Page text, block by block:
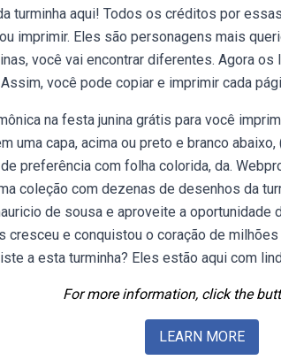
turminha aqui! Todos os créditos por
imprimir. Eles são personagens mais
você vai encontrar diferentes. Agora
você pode copiar e imprimir cada
na festa junina grátis para você
uma capa, acima ou preto e branco
preferência com folha colorida, da.
coleção com dezenas de desenhos da
de sousa e aproveite a oportunidade
cresceu e conquistou o coração de
a esta turminha? Eles estão aqui com
For more information, click the
LEARN MORE